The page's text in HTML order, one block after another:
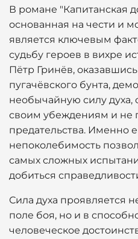
В романе "Капитанская
основанная на чести и
является ключевым
судьбу героев в вихре
Пётр Гринёв,
пугачёвского бунта,
необычайную силу духа,
своим убеждениям и не
предательства. Именно
непоколебимость
самых сложных
добиться
Сила духа проявляется
поле боя, но и в
человеческое